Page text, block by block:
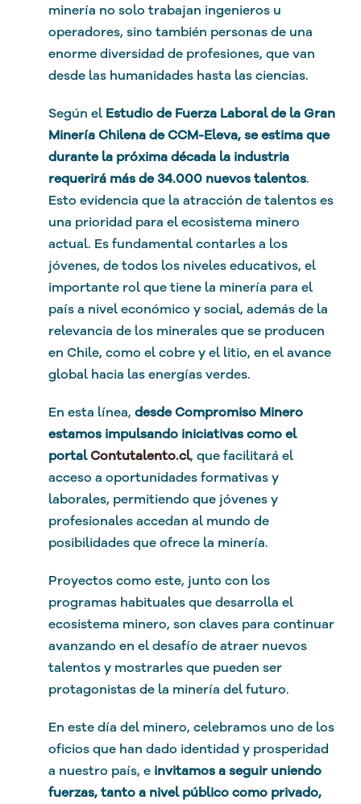
minería no solo trabajan ingenieros u
operadores, sino también personas de una
enorme diversidad de profesiones, que van
desde las humanidades hasta las ciencias.
Según el Estudio de Fuerza Laboral de la Gran
Minería Chilena de CCM-Eleva, se estima que
durante la próxima década la industria
requerirá más de 34.000 nuevos talentos.
Esto evidencia que la atracción de talentos es
una prioridad para el ecosistema minero
actual. Es fundamental contarles a los
jóvenes, de todos los niveles educativos, el
importante rol que tiene la minería para el
país a nivel económico y social, además de la
relevancia de los minerales que se producen
en Chile, como el cobre y el litio, en el avance
global hacia las energías verdes.
En esta línea, desde Compromiso Minero
estamos impulsando iniciativas como el
portalContutalento.cl, que facilitará el
acceso a oportunidades formativas y
laborales, permitiendo que jóvenes y
profesionales accedan al mundo de
posibilidades que ofrece la minería.
Proyectos como este, junto con los
programas habituales que desarrolla el
ecosistema minero, son claves para continuar
avanzando en el desafío de atraer nuevos
talentos y mostrarles que pueden ser
protagonistas de la minería del futuro.
En este día del minero, celebramos uno de los
oficios que han dado identidad y prosperidad
a nuestro país, e invitamos a seguir uniendo
fuerzas, tanto a nivel público como privado,